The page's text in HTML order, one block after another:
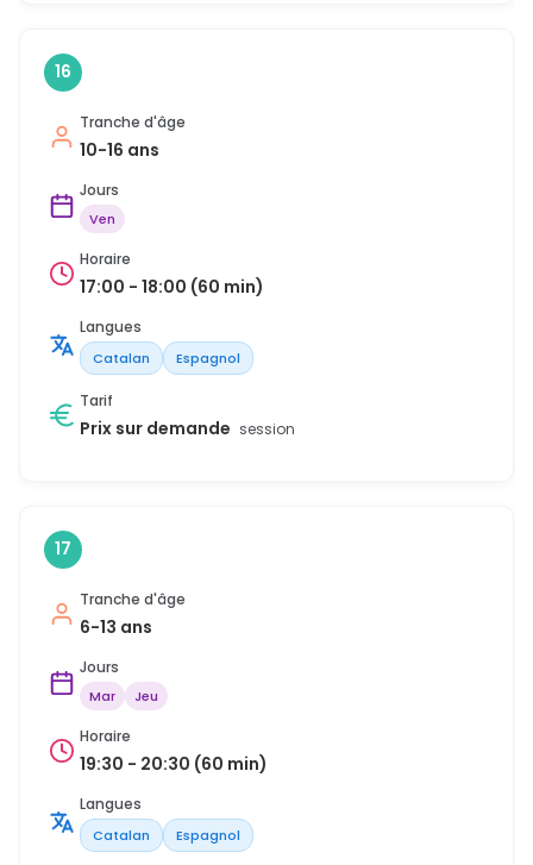
16
Tranche d'âge
10-16 ans
Jours
Ven
Horaire
17:00 - 18:00 (60 min)
Langues
Catalan Espagnol
Tarif
Prix sur demande session
17
Tranche d'âge
6-13 ans
Jours
Mar Jeu
Horaire
19:30 - 20:30 (60 min)
Langues
Catalan Espagnol